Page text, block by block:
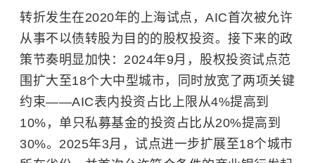
转折发生在2020年的上海试点，AIC首次被允许
从事不以债转股为目的的股权投资。接下来的政
策节奏明显加快：2024年9月，股权投资试点范
围扩大至18个大中型城市，同时放宽了两项关键
约束——AIC表内投资占比上限从4%提高到
10%，单只私募基金的投资占比从20%提高到
30%。2025年3月，试点进一步扩展至18个城市